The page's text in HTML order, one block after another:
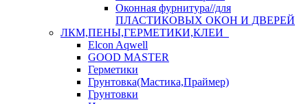
Оконная фурнитура//для
ПЛАСТИКОВЫХ ОКОН И ДВЕРЕЙ
ЛКМ,ПЕНЫ,ГЕРМЕТИКИ,КЛЕИ
Elcon Aqwell
GOOD MASTER
Герметики
Грунтовка(Мастика,Праймер)
Грунтовки